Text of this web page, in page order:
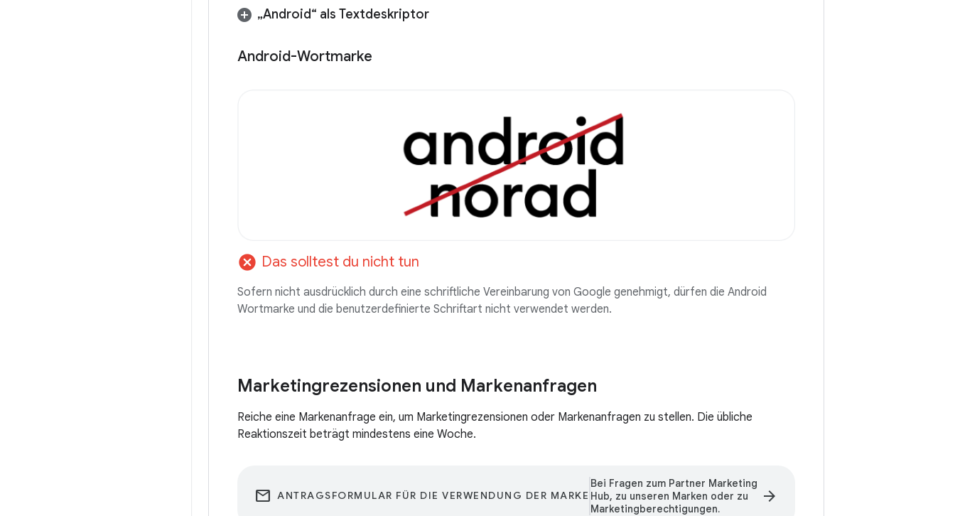
„Android“ als Textdeskriptor
Android-Wortmarke
cancel Das solltest du nicht tun
Sofern nicht ausdrücklich durch eine schriftliche Vereinbarung von Google genehmigt, dürfen die Android
Wortmarke und die benutzerdefinierte Schriftart nicht verwendet werden.
Marketingrezensionen und Markenanfragen
Reiche eine Markenanfrage ein, um Marketingrezensionen oder Markenanfragen zu stellen. Die übliche
Reaktionszeit beträgt mindestens eine Woche.
email ANTRAGSFORMULAR FÜR DIE VERWENDUNG DER MARKE
Bei Fragen zum Partner Marketing
Hub, zu unseren Marken oder zu
Marketingberechtigungen.
arrow_forward